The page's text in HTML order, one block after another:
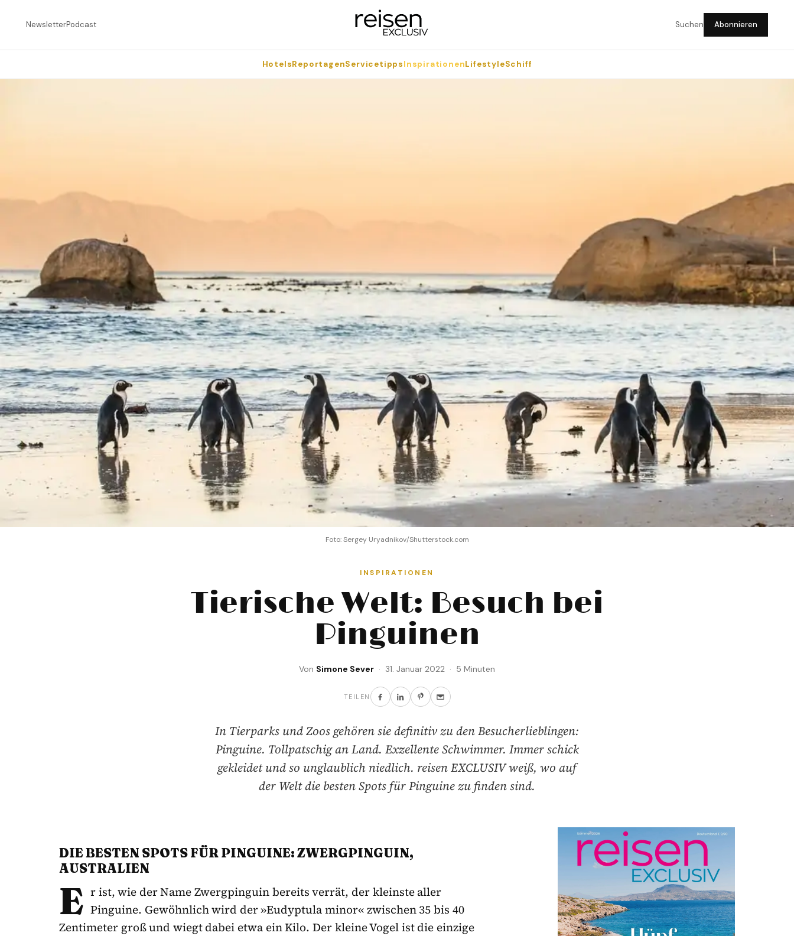
NewsletterPodcast Suchen Abonnieren
HotelsReportagenServicetippsInspirationenLifestyleSchiff
Foto: Sergey Uryadnikov/Shutterstock.com
INSPIRATIONEN
Tierische Welt: Besuch bei
Pinguinen
Von Simone Sever · 31. Januar 2022 · 5 Minuten
TEILEN
In Tierparks und Zoos gehören sie definitiv zu den Besucherlieblingen:
Pinguine. Tollpatschig an Land. Exzellente Schwimmer. Immer schick
gekleidet und so unglaublich niedlich. reisen EXCLUSIV weiß, wo auf
der Welt die besten Spots für Pinguine zu finden sind.
DIE BESTEN SPOTS FÜR PINGUINE: ZWERGPINGUIN,
AUSTRALIEN
E r ist, wie der Name Zwergpinguin bereits verrät, der kleinste aller
Pinguine. Gewöhnlich wird der »Eudyptula minor« zwischen 35 bis 40
Zentimeter groß und wiegt dabei etwa ein Kilo. Der kleine Vogel ist die einzige